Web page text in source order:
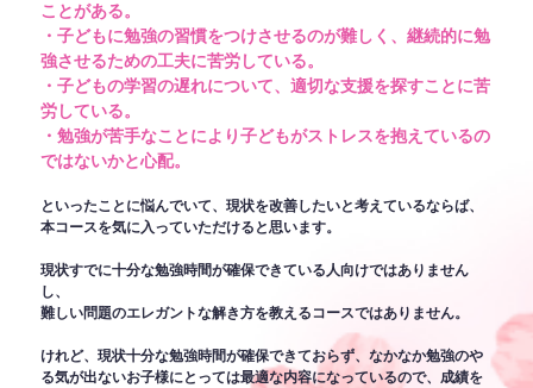
ことがある。
・子どもに勉強の習慣をつけさせるのが難しく、継続的に勉
強させるための工夫に苦労している。
・子どもの学習の遅れについて、適切な支援を探すことに苦
労している。
・勉強が苦手なことにより子どもがストレスを抱えているの
ではないかと心配。
といったことに悩んでいて、現状を改善したいと考えているならば、
本コースを気に入っていただけると思います。
現状すでに十分な勉強時間が確保できている人向けではありません
し、
難しい問題のエレガントな解き方を教えるコースではありません。
けれど、現状十分な勉強時間が確保できておらず、なかなか勉強のや
る気が出ないお子様にとっては最適な内容になっているので、成績を